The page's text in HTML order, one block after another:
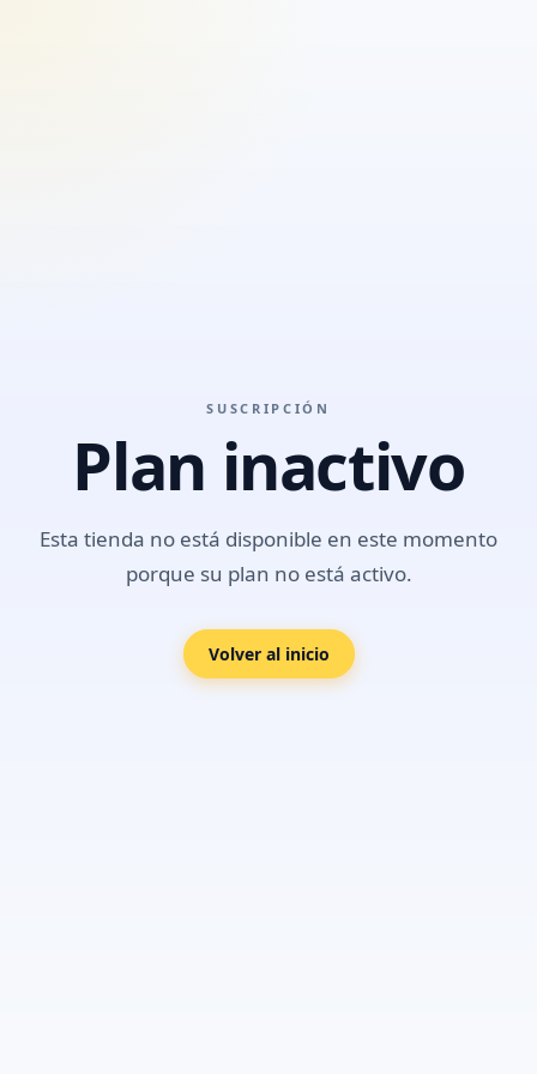
SUSCRIPCIÓN
Plan inactivo
Esta tienda no está disponible en este momento
porque su plan no está activo.
Volver al inicio